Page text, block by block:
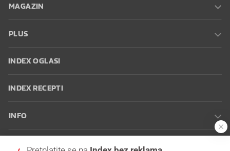
MAGAZIN
PLUS
INDEX OGLASI
INDEX RECEPTI
INFO